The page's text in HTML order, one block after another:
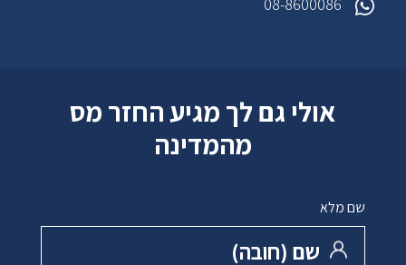
08-8600086
אולי גם לך מגיע החזר מס
מהמדינה
שם מלא
שם ‏(חובה)